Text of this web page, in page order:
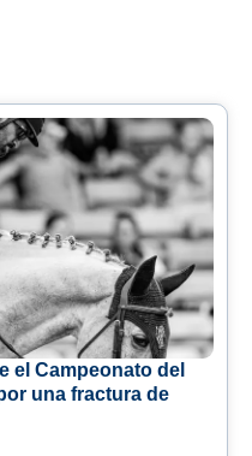
el Campeonato del
una fractura de